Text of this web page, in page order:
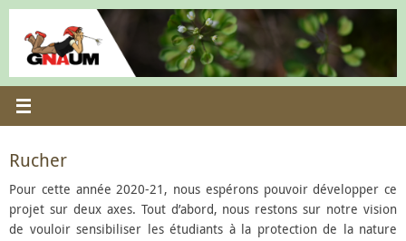
Passer
contenu
Rucher
Pour cette année 2020-21, nous espérons pouvoir développer ce
projet sur deux axes. Tout d’abord, nous restons sur notre vision
de vouloir sensibiliser les étudiants à la protection de la nature